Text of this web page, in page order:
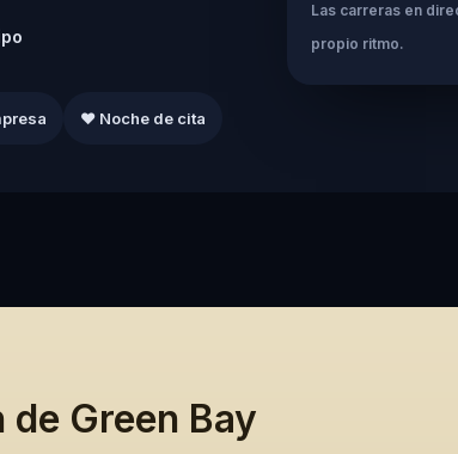
❤️ Noche de cita
Las carreras en
propio ritmo.
Green Bay